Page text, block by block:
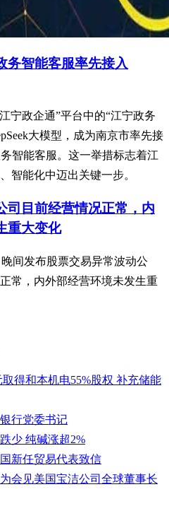
务智能客服率先接入
宁政企通”平台中的“江宁政务
大模型，成为南京市率先接
务智能客服。这一举措标志着江
智能化中迈出关键一步。
司目前经营情况正常，内
重大变化
晚间发布股票交易异常波动公
常，内外部经营环境未发生重
得和本机电55%股权 补充储能
行党委书记
少 纯碱涨超2%
新任贸易代表致信
会见美国宝洁公司全球董事长